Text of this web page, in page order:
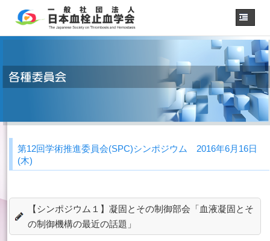
学会概要・理事長挨拶
各種委員会
用語集
認定医制度
会員専用
事務手続き（入退会・変更）
第12回学術推進委員会(SPC)シンポジウム 2016年6月16日
(木)
【シンポジウム１】凝固とその制御部会「血液凝固とそ
の制御機構の最近の話題」